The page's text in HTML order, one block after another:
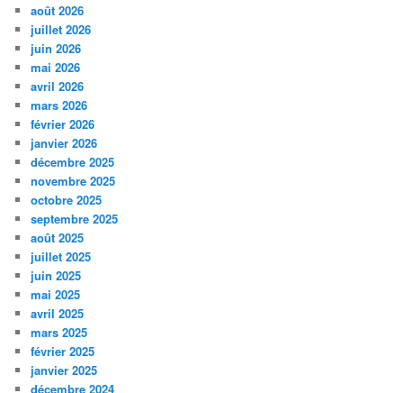
août 2026
juillet 2026
juin 2026
mai 2026
avril 2026
mars 2026
février 2026
janvier 2026
décembre 2025
novembre 2025
octobre 2025
septembre 2025
août 2025
juillet 2025
juin 2025
mai 2025
avril 2025
mars 2025
février 2025
janvier 2025
décembre 2024